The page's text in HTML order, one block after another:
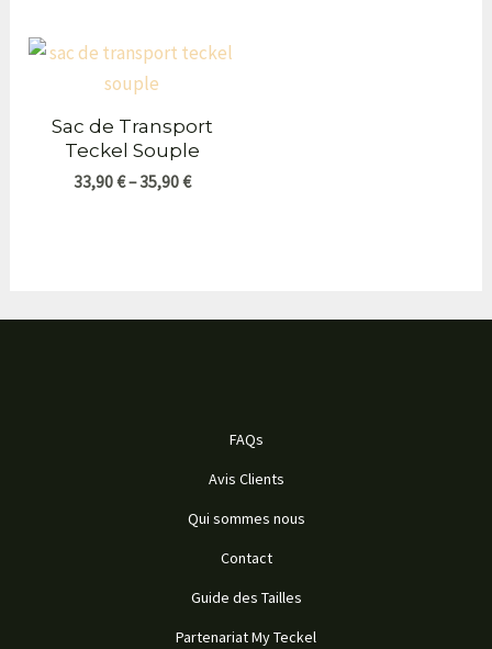
Sac de Transport
Teckel Souple
33,90€–35,90€
FAQs
Avis Clients
Qui sommes nous
Contact
Guide des Tailles
Partenariat My Teckel